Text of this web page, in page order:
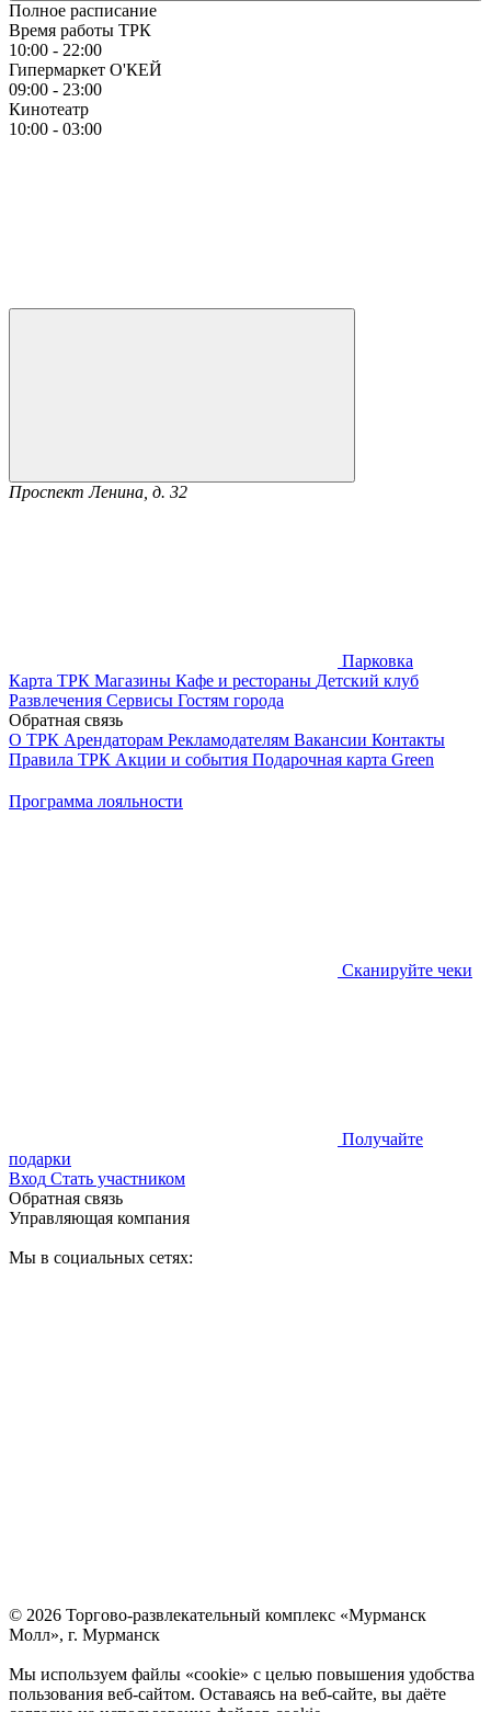
Полное расписание
Время работы ТРК
10:00 - 22:00
Гипермаркет О'КЕЙ
09:00 - 23:00
Кинотеатр
10:00 - 03:00
Проспект Ленина, д. 32
Парковка
Карта ТРК Магазины Кафе и рестораны Детский клуб
Развлечения Сервисы Гостям города
Обратная связь
О ТРК Арендаторам Рекламодателям Вакансии Контакты
Правила ТРК Акции и события Подарочная карта Green
Программа лояльности
Сканируйте чеки
Получайте
подарки
Вход Стать участником
Обратная связь
Управляющая компания
Мы в социальных сетях:
© 2026 Торгово-развлекательный комплекс «Мурманск
Молл», г. Мурманск
Мы используем файлы «cookie» с целью повышения удобства
пользования веб-сайтом. Оставаясь на веб-сайте, вы даёте